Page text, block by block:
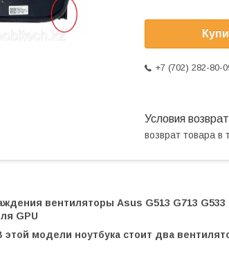
+7 (702) 282-80-
возврат товара в
вентиляторы Asus G513 G713 G533
GPU
этой модели ноутбука стоит два